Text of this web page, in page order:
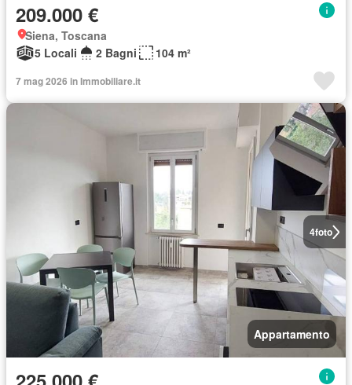
209.000 €
Siena, Toscana
5 Locali
2 Bagni 104 m²
7 mag 2026 in Immobiliare.it
4foto
Appartamento